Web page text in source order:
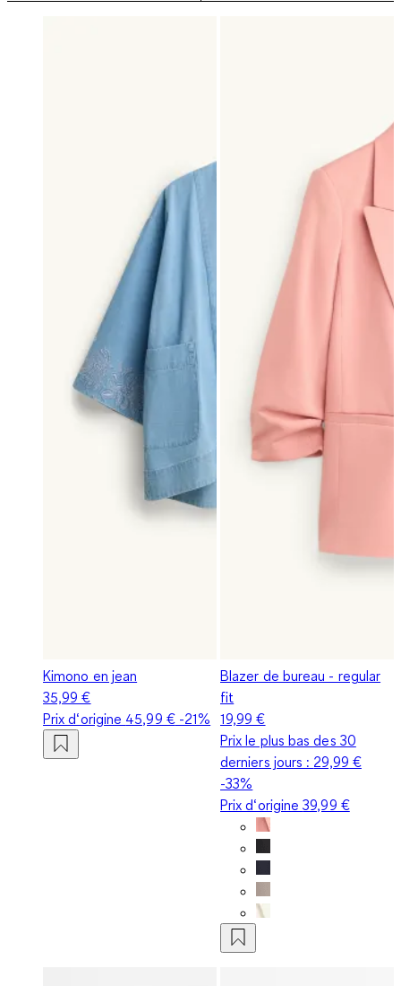
Kimono en jean
35,99 €
Prix d‘origine 45,99 €-21%
Blazer de bureau - regular
fit
19,99 €
Prix le plus bas des 30
derniers jours : 29,99 €
-33%
Prix d‘origine39,99 €